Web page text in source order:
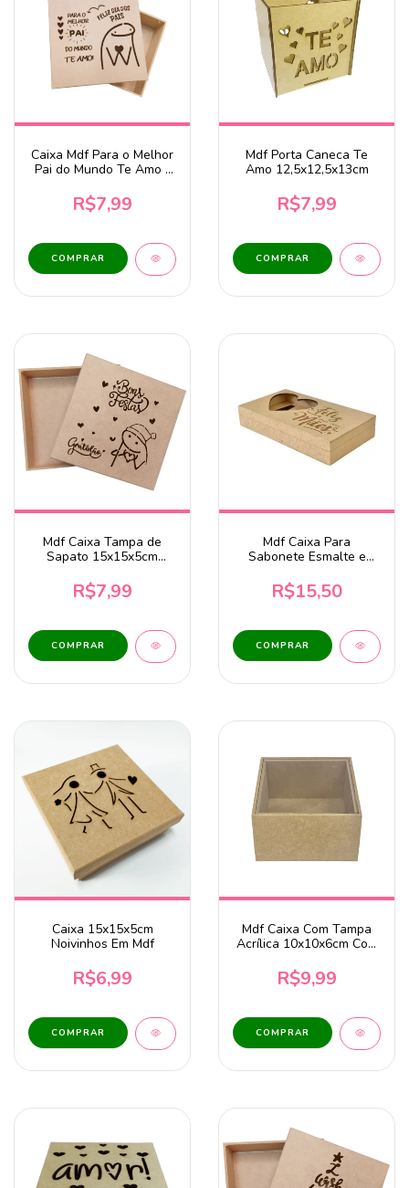
Caixa Mdf Para o Melhor
Pai do Mundo Te Amo -
15x15x5cm
R$7,99
Mdf Porta Caneca Te
Amo 12,5x12,5x13cm
R$7,99
Mdf Caixa Tampa de
Sapato 15x15x5cm
R$7,99
Mdf Caixa Para
Sabonete Esmalte e
Gravada Feliz Dia das
Mães
R$15,50
Caixa 15x15x5cm
Noivinhos Em Mdf
R$6,99
Mdf Caixa Com Tampa
Acrílica 10x10x6cm Com
R$9,99